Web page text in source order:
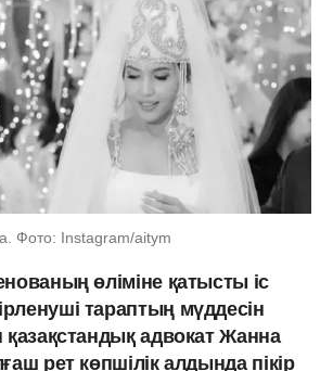
Фото: Instagram/aitym
өліміне қатысты іс
тараптың мүддесін
қазақстандық адвокат Жанна
рет көпшілік алдында пікір